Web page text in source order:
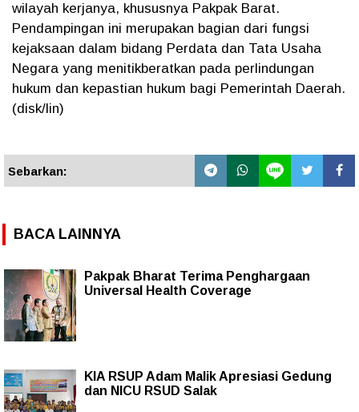
wilayah kerjanya, khususnya Pakpak Barat.
Pendampingan ini merupakan bagian dari fungsi
kejaksaan dalam bidang Perdata dan Tata Usaha
Negara yang menitikberatkan pada perlindungan
hukum dan kepastian hukum bagi Pemerintah Daerah.
(disk/lin)
Sebarkan:
BACA LAINNYA
Pakpak Bharat Terima Penghargaan
Universal Health Coverage
KIA RSUP Adam Malik Apresiasi Gedung
dan NICU RSUD Salak